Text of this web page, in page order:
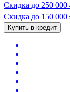
Скидка до 250 000
Скидка до 150 000
Купить в кредит